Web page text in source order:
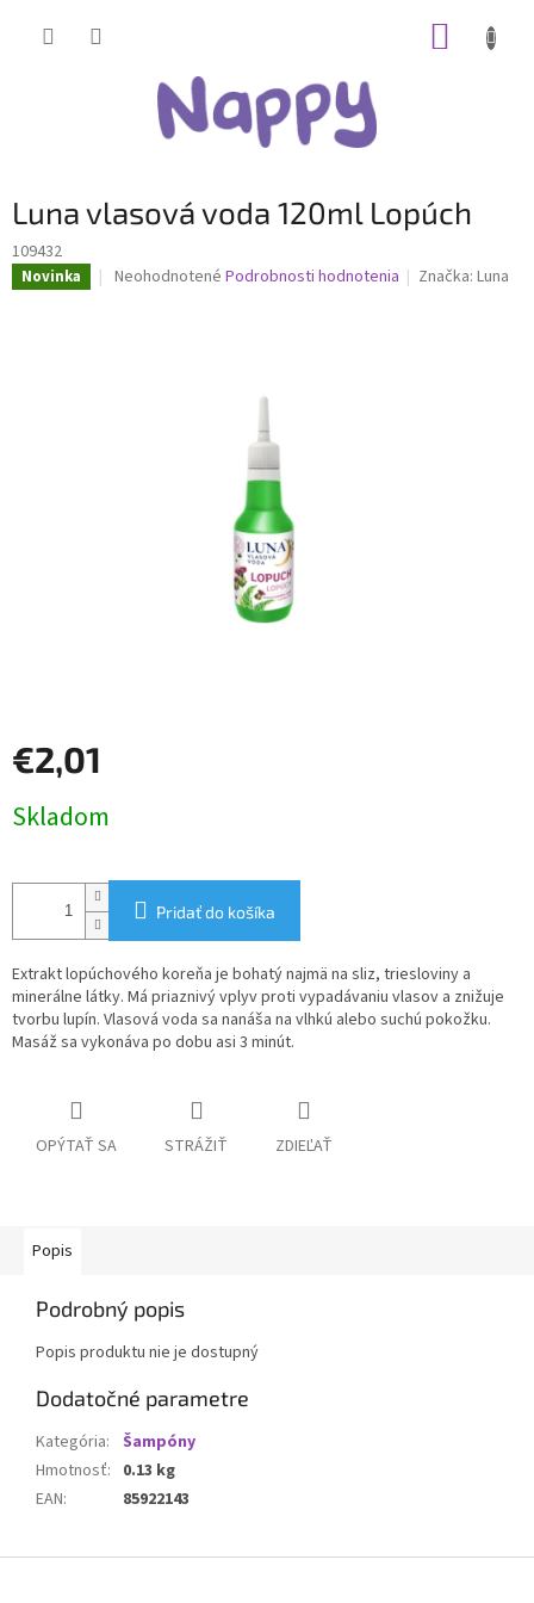
Luna vlasová voda 120ml Lopúch
109432
Novinka
Priemerné
Neohodnotené Podrobnosti hodnotenia Značka:Luna
€2,01
cena:
Skladom
Pridať do košíka
Extrakt lopúchového koreňa je bohatý najmä na sliz, triesloviny a
minerálne látky. Má priaznivý vplyv proti vypadávaniu vlasov a znižuje
tvorbu lupín. Vlasová voda sa nanáša na vlhkú alebo suchú pokožku.
Masáž sa vykonáva po dobu asi 3 minút.
OPÝTAŤ SA STRÁŽIŤ ZDIEĽAŤ
Popis
Podrobný popis
Popis produktu nie je dostupný
Dodatočné parametre
Kategória: Šampóny
Hmotnosť: 0.13 kg
EAN: 85922143